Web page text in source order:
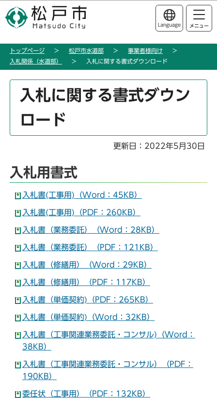
の
ー
このページの本文へ移動
Language メニュー
トップページ 松戸市水道部
事業者様向け
入札関係（水道部）
入札に関する書式ダウンロード
か
入札に関する書式ダウン
ロード
更新日：2022年5月30日
入札用書式
入札書(工事用)（Word：45KB）
入札書(工事用)（PDF：260KB）
入札書（業務委託）（Word：28KB）
入札書（業務委託）（PDF：121KB）
入札書（修繕用）（Word：29KB）
入札書（修繕用）（PDF：117KB）
入札書（単価契約)（PDF：265KB）
入札書（単価契約)（Word：32KB）
入札書（工事関連業務委託・コンサル)（Word：
38KB）
入札書（工事関連業務委託・コンサル）（PDF：
190KB）
委任状（工事用）（PDF：132KB）